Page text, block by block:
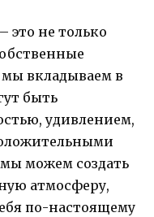
это не только
вкладываем в
быть
удивлением,
можем создать
атмосферу,
по-настоящему